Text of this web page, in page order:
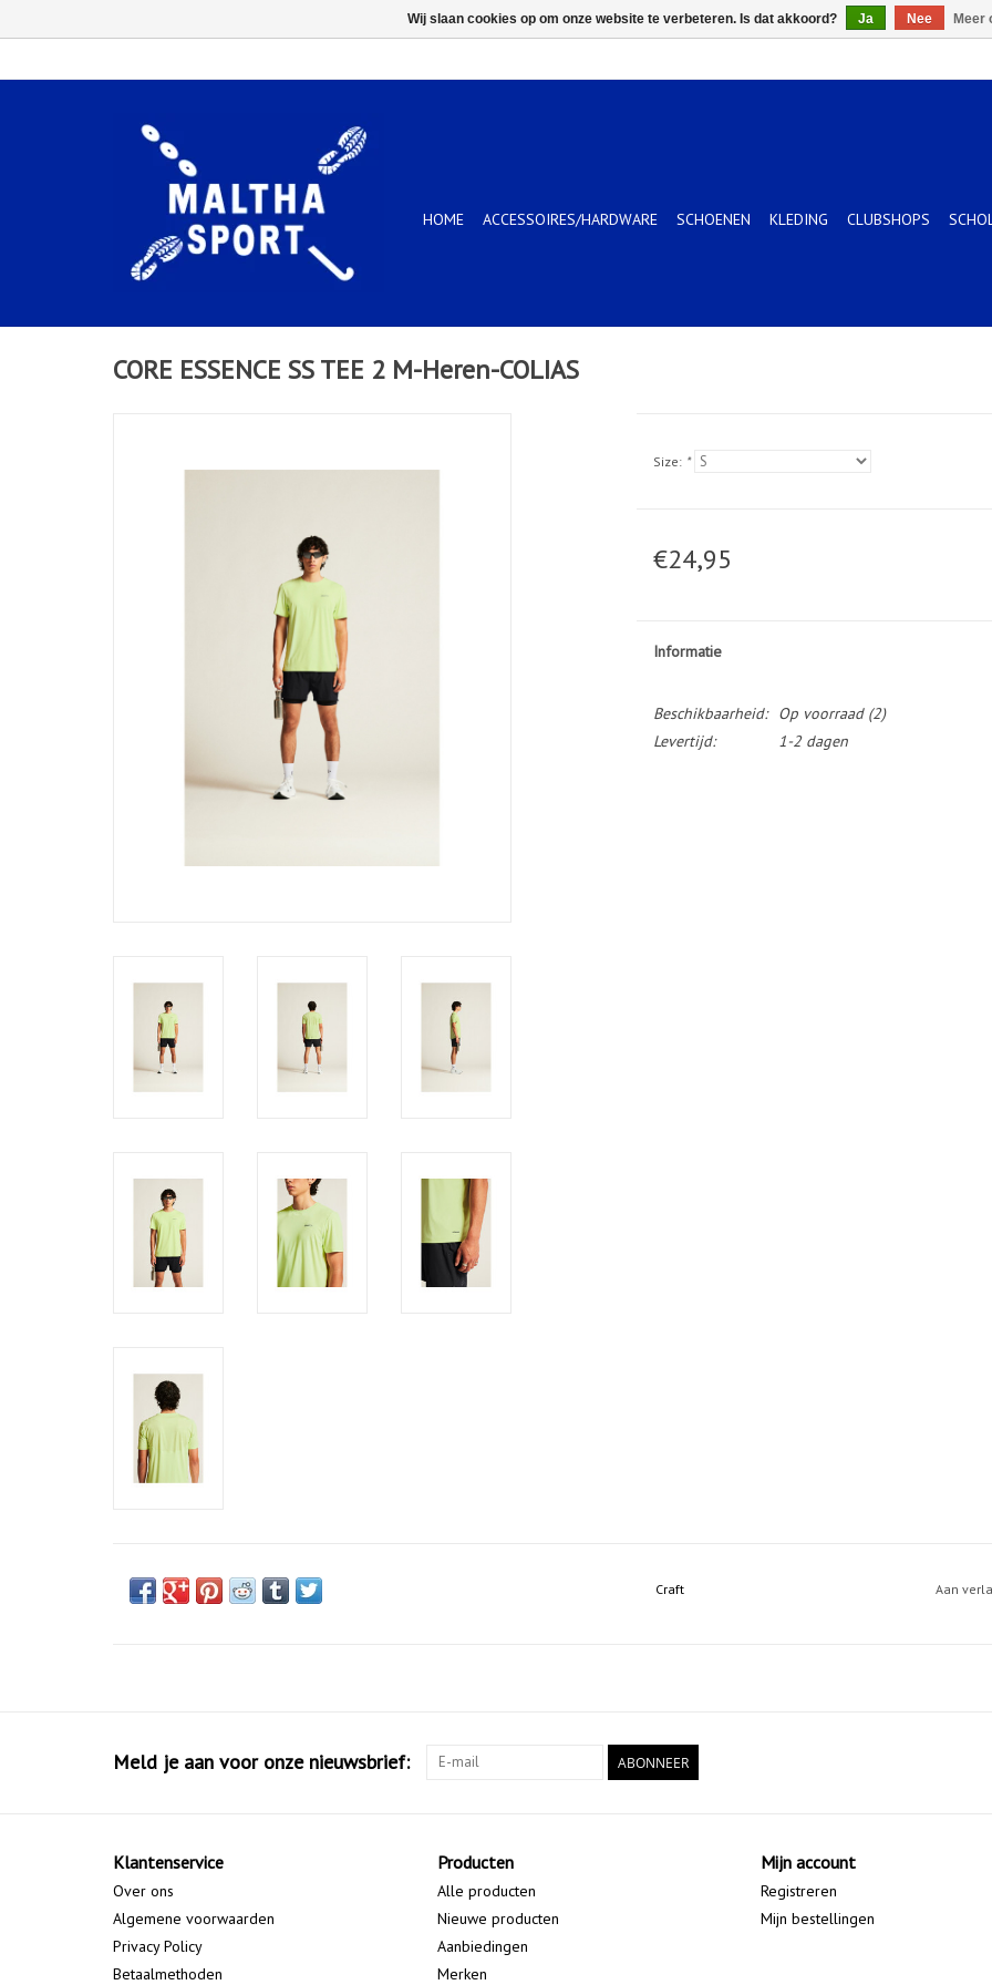
HOME ACCESSOIRES/HARDWARE SCHOENEN KLEDING CLUBSHOPS
CORE ESSENCE SS TEE 2 M-Heren-COLIAS
Size: *
€24,95
Informatie
Beschikbaarheid: Op voorraad(2)
Levertijd:
1-2 dagen
Craft Aan
Meld je aan voor onze nieuwsbrief: ABONNEER
Klantenservice
Over ons
Algemene voorwaarden
Privacy Policy
Betaalmethoden
Producten
Alle producten
Nieuwe producten
Aanbiedingen
Merken
Mijn account
Registreren
Mijn bestellingen
Wij slaan cookies op om onze website te verbeteren. Is dat akkoord? Ja Nee Meer